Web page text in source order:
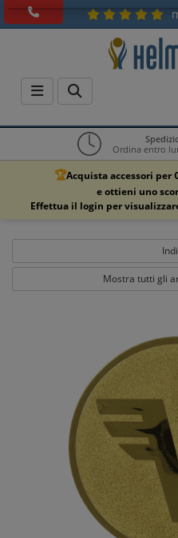
Ordina entro
🏆Acquista accessori per
e ottieni uno
Effettua il login per
Mostra tutti gli